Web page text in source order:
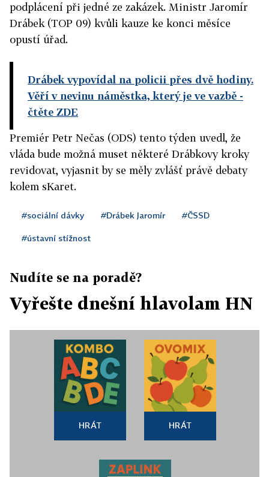
podplácení při jedné ze zakázek. Ministr Jaromír
Drábek (TOP 09) kvůli kauze ke konci měsíce
opustí úřad.
Drábek vypovídal na policii přes dvě hodiny.
Věří v nevinu náměstka, který je ve vazbě -
čtěte ZDE
Premiér Petr Nečas (ODS) tento týden uvedl, že
vláda bude možná muset některé Drábkovy kroky
revidovat, vyjasnit by se měly zvlášť právě debaty
kolem sKaret.
#sociální dávky #Drábek Jaromír #ČSSD
#ústavní stížnost
Nudíte se na poradě?
Vyřešte dnešní hlavolam HN
HRÁT HRÁT